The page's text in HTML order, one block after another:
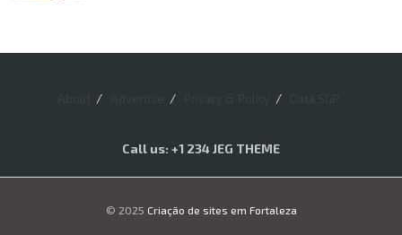
Call us: +1 234 JEG THEME
© 2025 Criação de sites em Fortaleza